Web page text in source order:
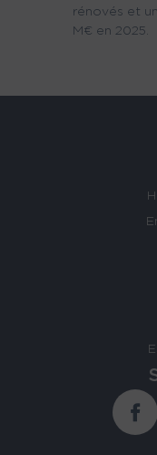
rénovés et
M€ en 2025.